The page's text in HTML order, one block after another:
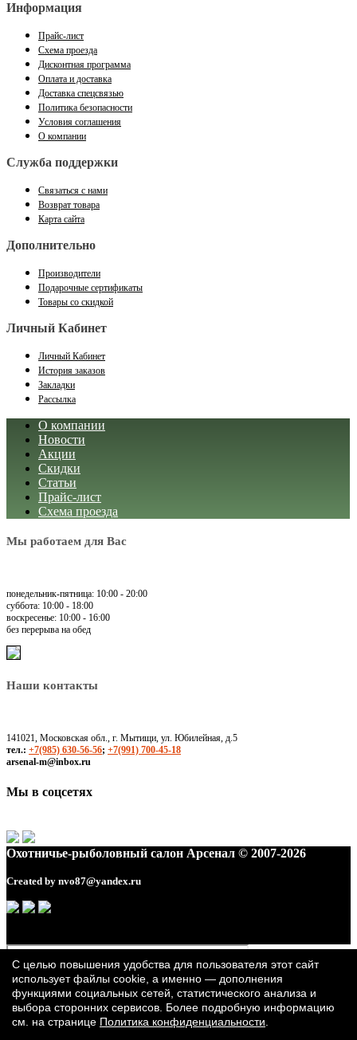
Информация
Прайс-лист
Схема проезда
Дисконтная программа
Оплата и доставка
Доставка спецсвязью
Политика безопасности
Условия соглашения
О компании
Служба поддержки
Связаться с нами
Возврат товара
Карта сайта
Дополнительно
Производители
Подарочные сертификаты
Товары со скидкой
Личный Кабинет
Личный Кабинет
История заказов
Закладки
Рассылка
О компании
Новости
Акции
Скидки
Статьи
Прайс-лист
Схема проезда
Мы работаем для Вас
понедельник-пятница: 10:00 - 20:00
суббота: 10:00 - 18:00
воскресенье: 10:00 - 16:00
без перерыва на обед
Наши контакты
141021, Московская обл., г. Мытищи, ул. Юбилейная, д.5
тел.: +7(985) 630-56-56; +7(991) 700-45-18
arsenal-m@inbox.ru
Мы в соцсетях
Охотничье-рыболовный салон Арсенал © 2007-2026
Created by nvo87@yandex.ru
С целью повышения удобства для пользователя этот сайт
использует файлы cookie, а именно — дополнения
функциями социальных сетей, статистического анализа и
выбора сторонних сервисов. Более подробную информацию
см. на странице Политика конфиденциальности